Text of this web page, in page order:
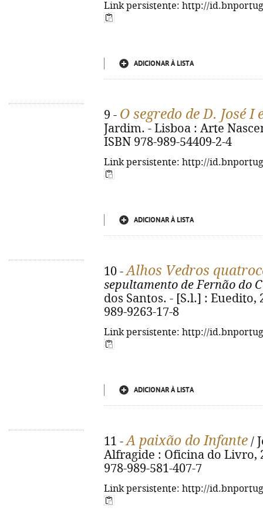
Link persistente: http://
ADICIONAR À LISTA
9 - O segredo de D. José I
Jardim. - Lisboa : Arte
ISBN 978-989-54409-2-4
Link persistente: http://
ADICIONAR À LISTA
10 -Alhos Vedros
sepultamento de Fernão do
dos Santos. - [S.l.] : Euedito,
989-9263-17-8
Link persistente: http://
ADICIONAR À LISTA
11 -A paixão do Infante /
Alfragide : Oficina do Livro,
978-989-581-407-7
Link persistente: http://